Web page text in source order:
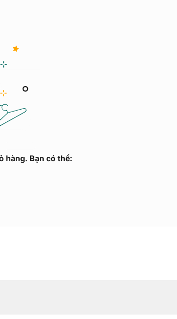
hàng. Bạn có thể: